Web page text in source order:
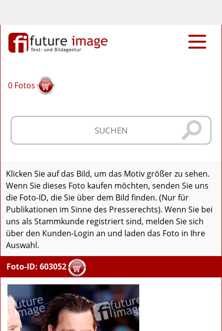
0 Fotos
Klicken Sie auf das Bild, um das Motiv größer zu sehen.
Wenn Sie dieses Foto kaufen möchten, senden Sie uns
die Foto-ID, die Sie über dem Bild finden. (Nur für
Publikationen im Sinne des Presserechts). Wenn Sie bei
uns als Stammkunde registriert sind, melden Sie sich
über den Kunden-Login an und laden das Foto in Ihre
Auswahl.
Foto-ID: 603052